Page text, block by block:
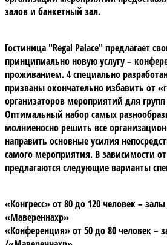
залов и банкетный зал.
Гостиница "Regal Palace"предлагает
принципиально новую услугу –
проживанием. 4 специально
призваны окончательно избавить от
организаторов мероприятий для
Оптимальный набор самых
молниеносно решить все
направить основные усилия
самого мероприятия. В зависимости
предлагаются следующие варианты
«Конгресс» от 80 до 120 человек –
«Мавереннахр»
«Конференция» от 50 до 80 человек –